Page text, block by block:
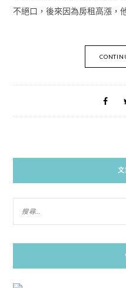
不絕口，後來因為房租高漲，
文